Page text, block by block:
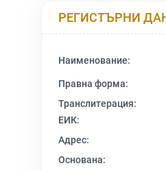
РЕГИСТЪРНИ
Наименование:
Правна форма:
Транслитерация:
ЕИК:
Адрес:
Основана: